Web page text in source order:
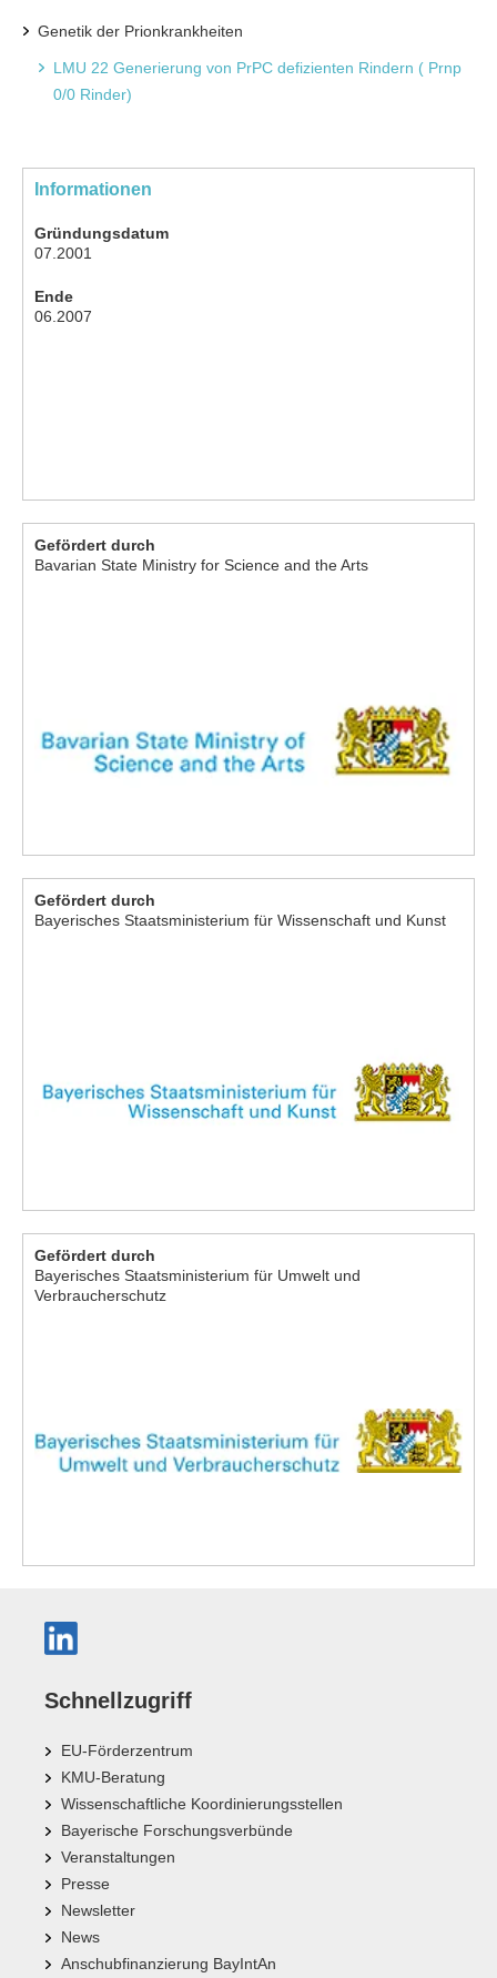
Genetik der Prionkrankheiten
LMU 22 Generierung von PrPC defizienten Rindern ( Prnp
0/0 Rinder)
Informationen
Gründungsdatum
07.2001
Ende
06.2007
Gefördert durch
Bavarian State Ministry for Science and the Arts
Gefördert durch
Bayerisches Staatsministerium für Wissenschaft und Kunst
Gefördert durch
Bayerisches Staatsministerium für Umwelt und
Verbraucherschutz
Schnellzugriff
EU-Förderzentrum
KMU-Beratung
Wissenschaftliche Koordinierungsstellen
Bayerische Forschungsverbünde
Veranstaltungen
Presse
Newsletter
News
Anschubfinanzierung BayIntAn